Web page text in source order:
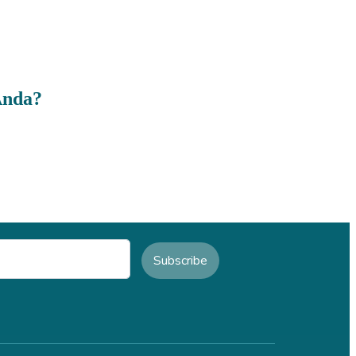
Subscribe